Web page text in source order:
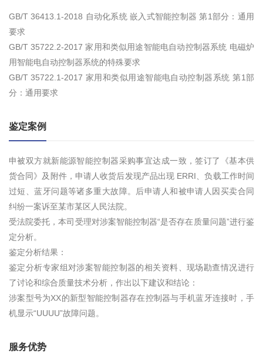
GB/T 36413.1-2018 自动化系统 嵌入式智能控制器 第1部分：通用
要求
GB/T 35722.2-2017 家用和类似用途智能电自动控制器系统 电磁炉
用智能电自动控制器系统的特殊要求
GB/T 35722.1-2017 家用和类似用途智能电自动控制器系统 第1部
分：通用要求
鉴定案例
申被双方就新能源智能控制器采购事宜达成一致，签订了《基本供
货合同》及附件，申请人收货后发现产品出现 ERRI、负载工作时间
过短、蓝牙问题等诸多重大故障。后申请人和被申请人因买卖合同
纠纷一案诉至某市某区人民法院。
受法院委托，本司受理对涉案智能控制器“是否存在质量问题”进行鉴
定分析。
鉴定分析结果：
鉴定分析专家组对涉案智能控制器的相关资料、现场勘查情况进行
了讨论和综合质量技术分析，作出以下建议和结论：
涉案型号为XX的新型智能控制器存在控制器与手机蓝牙连接时，手
机显示“UUUU”故障问题。
服务优势